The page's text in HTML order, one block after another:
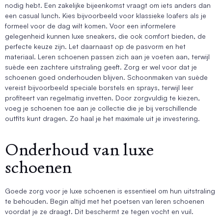
nodig hebt. Een zakelijke bijeenkomst vraagt om iets anders dan
een casual lunch. Kies bijvoorbeeld voor klassieke loafers als je
formeel voor de dag wilt komen. Voor een informelere
gelegenheid kunnen luxe sneakers, die ook comfort bieden, de
perfecte keuze zijn. Let daarnaast op de pasvorm en het
materiaal. Leren schoenen passen zich aan je voeten aan, terwijl
suède een zachtere uitstraling geeft. Zorg er wel voor dat je
schoenen goed onderhouden blijven. Schoonmaken van suède
vereist bijvoorbeeld speciale borstels en sprays, terwijl leer
profiteert van regelmatig invetten. Door zorgvuldig te kiezen,
voeg je schoenen toe aan je collectie die je bij verschillende
outfits kunt dragen. Zo haal je het maximale uit je investering.
Onderhoud van luxe
schoenen
Goede zorg voor je luxe schoenen is essentieel om hun uitstraling
te behouden. Begin altijd met het poetsen van leren schoenen
voordat je ze draagt. Dit beschermt ze tegen vocht en vuil.